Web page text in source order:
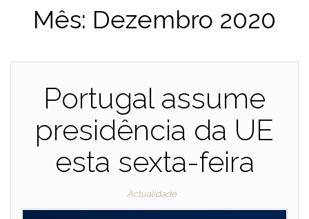
Mês: Dezembro 2020
Portugal assume
presidência da UE
esta sexta-feira
Actualidade